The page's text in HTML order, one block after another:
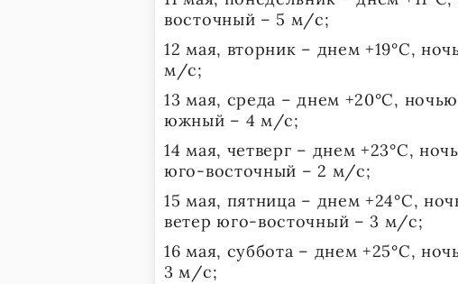
восточный – 5 м/с;
12 мая, вторник – днем +19°С,
м/с;
13 мая, среда – днем +20°С,
южный – 4 м/с;
14 мая, четверг – днем +23°С,
юго-восточный – 2 м/с;
15 мая, пятница – днем +24°С,
ветер юго-восточный – 3 м/с;
16 мая, суббота – днем +25°С,
3 м/с;